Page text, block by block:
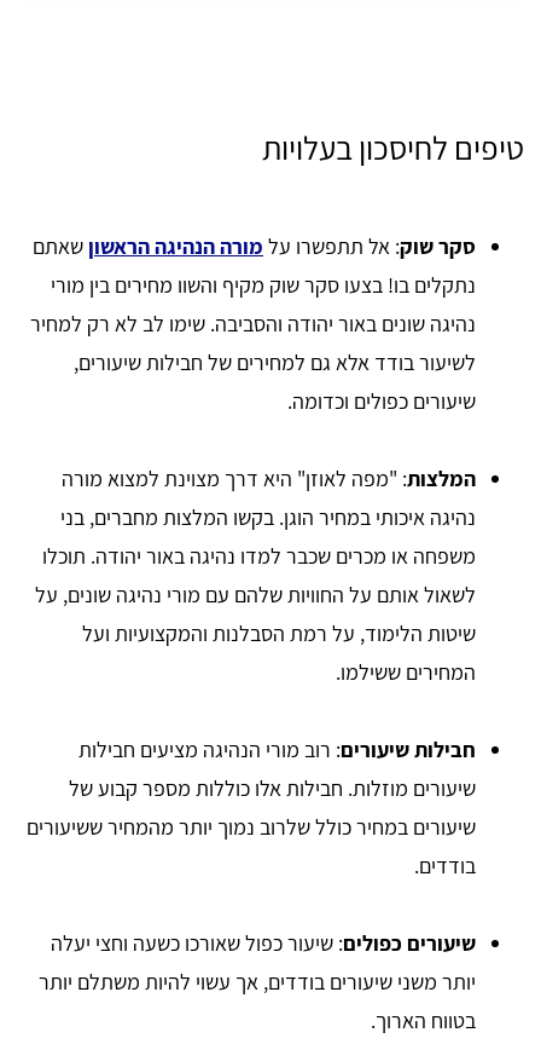
טיפים לחיסכון בעלויות
סקר שוק: אל תתפשרו על מורה הנהיגה הראשון שאתם
נתקלים בו! בצעו סקר שוק מקיף והשוו מחירים בין מורי
נהיגה שונים באור יהודה והסביבה. שימו לב לא רק למחיר
לשיעור בודד אלא גם למחירים של חבילות שיעורים,
שיעורים כפולים וכדומה.
המלצות: "מפה לאוזן" היא דרך מצוינת למצוא מורה
נהיגה איכותי במחיר הוגן. בקשו המלצות מחברים, בני
משפחה או מכרים שכבר למדו נהיגה באור יהודה. תוכלו
לשאול אותם על החוויות שלהם עם מורי נהיגה שונים, על
שיטות הלימוד, על רמת הסבלנות והמקצועיות ועל
המחירים ששילמו.
חבילות שיעורים: רוב מורי הנהיגה מציעים חבילות
שיעורים מוזלות. חבילות אלו כוללות מספר קבוע של
שיעורים במחיר כולל שלרוב נמוך יותר מהמחיר ששיעורים
בודדים.
שיעורים כפולים: שיעור כפול שאורכו כשעה וחצי יעלה
יותר משני שיעורים בודדים, אך עשוי להיות משתלם יותר
בטווח הארוך.